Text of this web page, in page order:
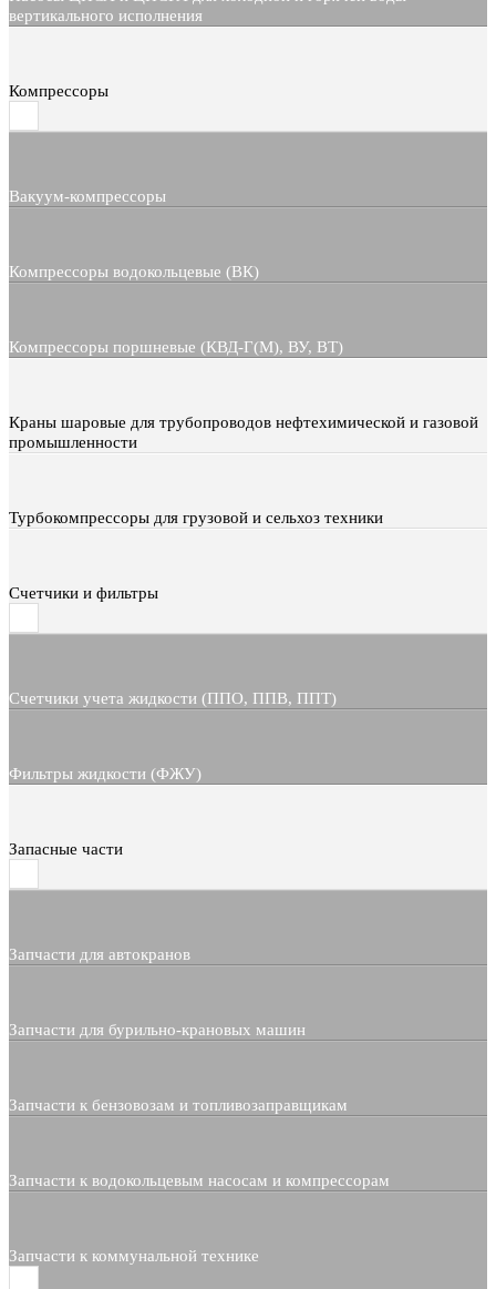
вертикального исполнения
Компрессоры
Вакуум-компрессоры
Компрессоры водокольцевые (ВК)
Компрессоры поршневые (КВД-Г(М), ВУ, ВТ)
Краны шаровые для трубопроводов нефтехимической и газовой
промышленности
Турбокомпрессоры для грузовой и сельхоз техники
Счетчики и фильтры
Счетчики учета жидкости (ППО, ППВ, ППТ)
Фильтры жидкости (ФЖУ)
Запасные части
Запчасти для автокранов
Запчасти для бурильно-крановых машин
Запчасти к бензовозам и топливозаправщикам
Запчасти к водокольцевым насосам и компрессорам
Запчасти к коммунальной технике